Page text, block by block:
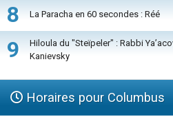
8 La Paracha en 60 secondes : Réé
9
Hiloula du "Steïpeler" : Rabbi
Kanievsky
Horaires pour Columbus